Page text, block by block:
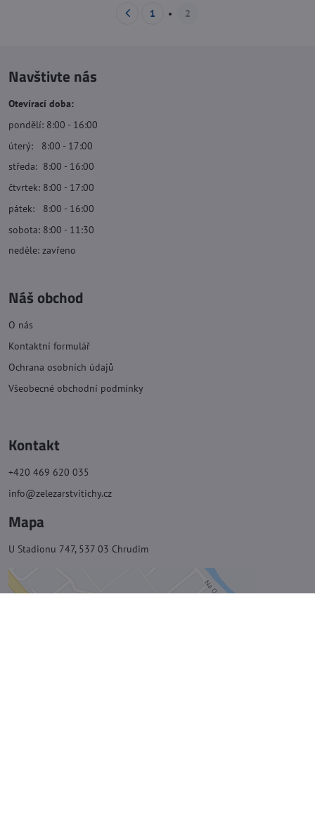
1 2
Navštivte nás
Otevírací doba:
pondělí: 8:00 - 16:00
úterý: 8:00 - 17:00
středa: 8:00 - 16:00
čtvrtek: 8:00 - 17:00
pátek: 8:00 - 16:00
sobota: 8:00 - 11:30
neděle: zavřeno
Náš obchod
O nás
Kontaktní formulář
Ochrana osobních údajů
Všeobecné obchodní podmínky
Kontakt
+420 469 620 035
info@zelezarstvitichy.cz
Mapa
U Stadionu 747, 537 03 Chrudim